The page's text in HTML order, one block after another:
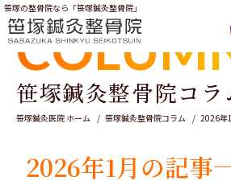
笹塚の整骨院なら「笹塚鍼灸整骨院」
笹塚鍼灸整骨院コラ
笹塚鍼灸医院 ホーム 笹塚鍼灸整骨院コラム 2026年
2026年1月の記事